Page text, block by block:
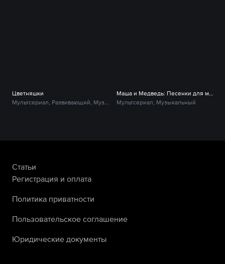
Цветняшки
Маша и Медведь: Песенки для малышей
Мультсериал, Музыкальный
Статьи
Регистрация и оплата
Политика приватности
Пользовательское соглашение
Юридические документы